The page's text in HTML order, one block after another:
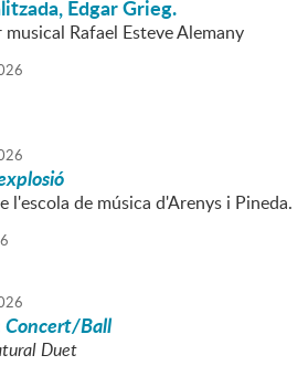
Edgar Grieg.
Rafael Esteve Alemany
l'escola de música d'Arenys i Pineda.
Concert/Ball
Duet